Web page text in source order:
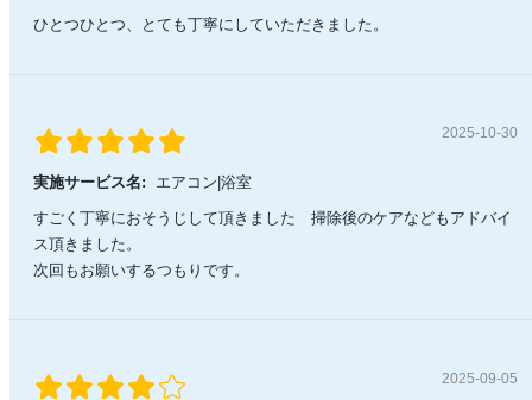
ひとつひとつ、とても丁寧にしていただきました。
2025-10-30
実施サービス名:
エアコン|浴室
すごく丁寧におそうじして頂きました 掃除後のケアなどもアドバイ
ス頂きました。
次回もお願いするつもりです。
2025-09-05